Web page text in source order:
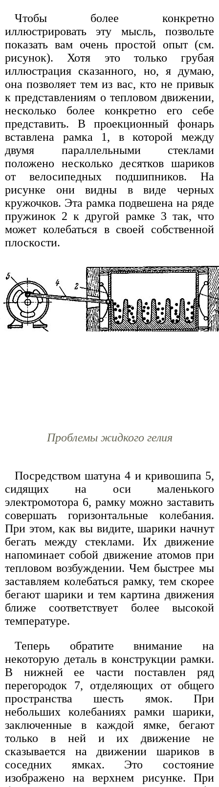
Чтобы более конкретно
иллюстрировать эту мысль, позвольте
показать вам очень простой опыт (см.
рисунок). Хотя это только грубая
иллюстрация сказанного, но, я думаю,
она позволяет тем из вас, кто не привык
к представлениям о тепловом движении,
несколько более конкретно его себе
представить. В проекционный фонарь
вставлена рамка 1, в которой между
двумя параллельными стеклами
положено несколько десятков шариков
от велосипедных подшипников. На
рисунке они видны в виде черных
кружочков. Эта рамка подвешена на ряде
пружинок 2 к другой рамке 3 так, что
может колебаться в своей собственной
плоскости.
Проблемы жидкого гелия
Посредством шатуна 4 и кривошипа 5,
сидящих на оси маленького
электромотора 6, рамку можно заставить
совершать горизонтальные колебания.
При этом, как вы видите, шарики начнут
бегать между стеклами. Их движение
напоминает собой движение атомов при
тепловом возбуждении. Чем быстрее мы
заставляем колебаться рамку, тем скорее
бегают шарики и тем картина движения
ближе соответствует более высокой
температуре.
Теперь обратите внимание на
некоторую деталь в конструкции рамки.
В нижней ее части поставлен ряд
перегородок 7, отделяющих от общего
пространства шесть ямок. При
небольших колебаниях рамки шарики,
заключенные в каждой ямке, бегают
только в ней и их движение не
сказывается на движении шариков в
соседних ямках. Это состояние
изображено на верхнем рисунке. При